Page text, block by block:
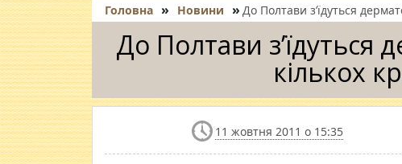
Головна » Новини » До Полтави з’їдуться
До Полтави з’їдуться
кількох
11 жовтня 2011 о 15:35